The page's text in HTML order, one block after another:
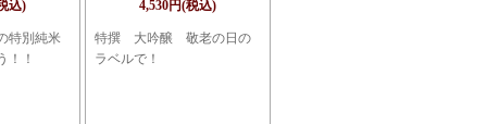
込)
特別純米
！！
4,530円(税込)
特撰 大吟醸 敬老の日の
ラベルで！